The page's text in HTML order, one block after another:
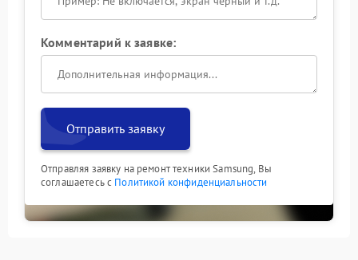
Комментарий к заявке:
Отправить заявку
Отправляя заявку на ремонт техники Samsung, Вы
соглашаетесь с Политикой конфиденциальности